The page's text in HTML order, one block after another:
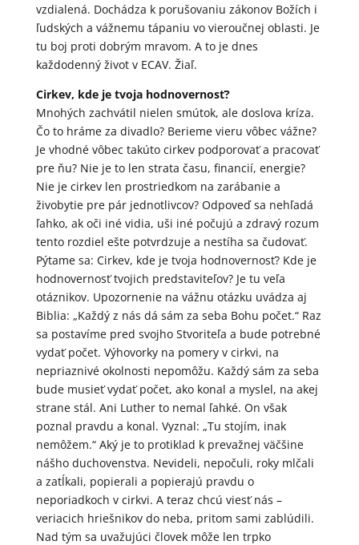
vzdialená. Dochádza k porušovaniu zákonov Božích i
ľudských a vážnemu tápaniu vo vieroučnej oblasti. Je
tu boj proti dobrým mravom. A to je dnes
každodenný život v ECAV. Žiaľ.
Cirkev, kde je tvoja hodnovernosť?
Mnohých zachvátil nielen smútok, ale doslova kríza.
Čo to hráme za divadlo? Berieme vieru vôbec vážne?
Je vhodné vôbec takúto cirkev podporovať a pracovať
pre ňu? Nie je to len strata času, financií, energie?
Nie je cirkev len prostriedkom na zarábanie a
živobytie pre pár jednotlivcov? Odpoveď sa nehľadá
ľahko, ak oči iné vidia, uši iné počujú a zdravý rozum
tento rozdiel ešte potvrdzuje a nestíha sa čudovať.
Pýtame sa: Cirkev, kde je tvoja hodnovernosť? Kde je
hodnovernosť tvojich predstaviteľov? Je tu veľa
otáznikov. Upozornenie na vážnu otázku uvádza aj
Biblia: „Každý z nás dá sám za seba Bohu počet.“ Raz
sa postavíme pred svojho Stvoriteľa a bude potrebné
vydať počet. Výhovorky na pomery v cirkvi, na
nepriaznivé okolnosti nepomôžu. Každý sám za seba
bude musieť vydať počet, ako konal a myslel, na akej
strane stál. Ani Luther to nemal ľahké. On však
poznal pravdu a konal. Vyznal: „Tu stojím, inak
nemôžem.“ Aký je to protiklad k prevažnej väčšine
nášho duchovenstva. Nevideli, nepočuli, roky mlčali
a zatĺkali, popierali a popierajú pravdu o
neporiadkoch v cirkvi. A teraz chcú viesť nás –
veriacich hriešnikov do neba, pritom sami zablúdili.
Nad tým sa uvažujúci človek môže len trpko